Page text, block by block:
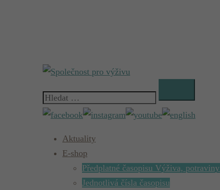
Vyhledávání
Aktuality
E-shop
Předplatné časopisu Výživa,
Jednotlivá čísla časopisu